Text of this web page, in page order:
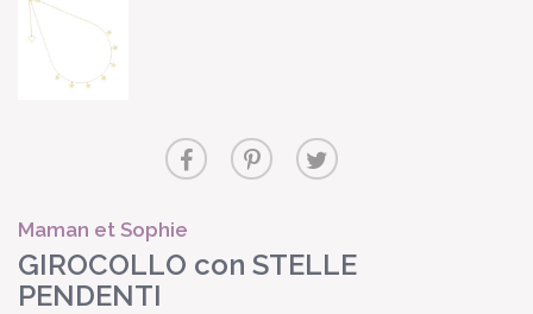
Maman et Sophie
GIROCOLLO con STELLE
PENDENTI